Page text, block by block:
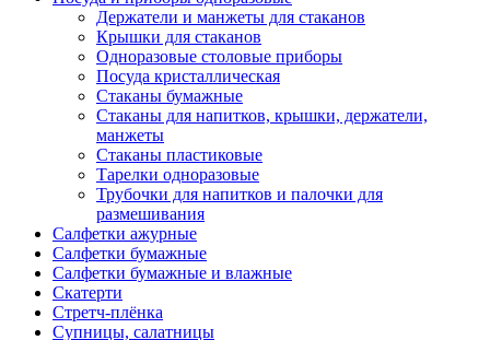
Держатели и манжеты для стаканов
Крышки для стаканов
Одноразовые столовые приборы
Посуда кристаллическая
Стаканы бумажные
Стаканы для напитков, крышки, держатели,
манжеты
Стаканы пластиковые
Тарелки одноразовые
Трубочки для напитков и палочки для
размешивания
Салфетки ажурные
Салфетки бумажные
Салфетки бумажные и влажные
Скатерти
Стретч-плёнка
Супницы, салатницы